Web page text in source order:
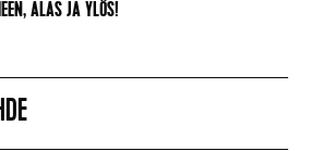
ALAS JA YLÖS!